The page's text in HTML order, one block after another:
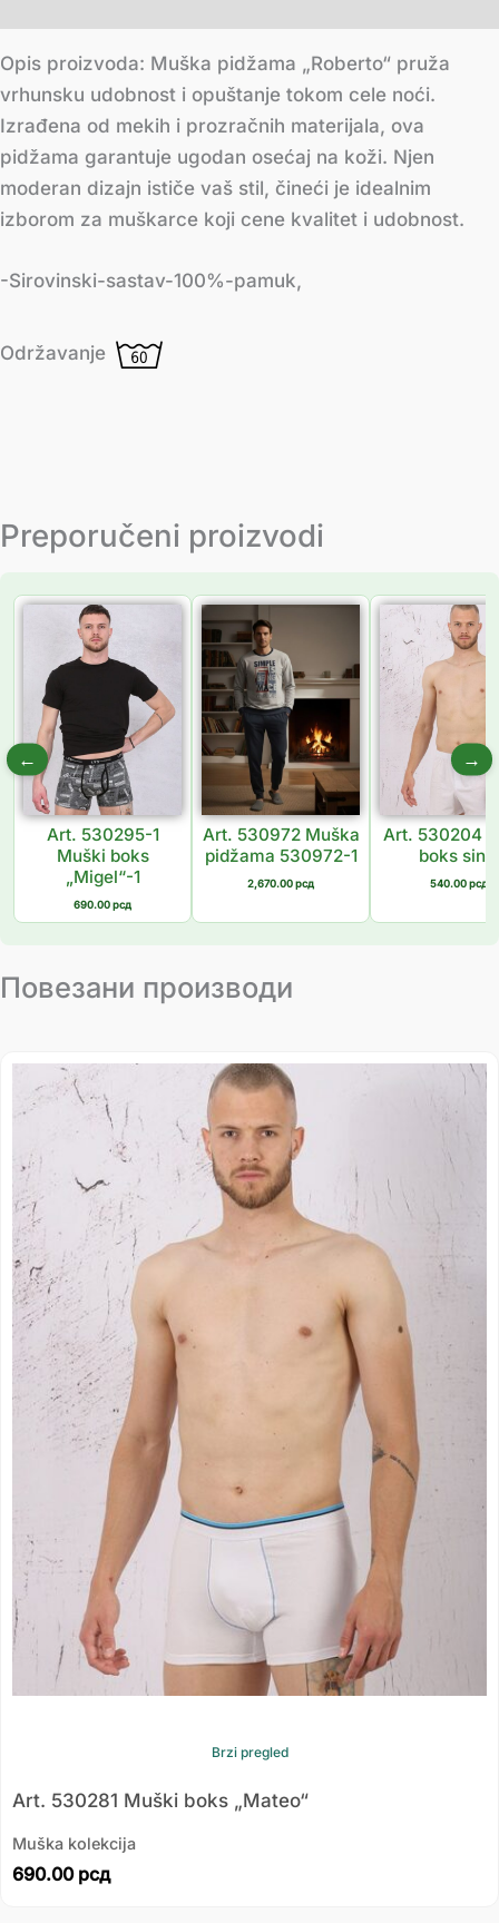
Opis proizvoda: Muška pidžama „Roberto“ pruža
vrhunsku udobnost i opuštanje tokom cele noći.
Izrađena od mekih i prozračnih materijala, ova
pidžama garantuje ugodan osećaj na koži. Njen
moderan dizajn ističe vaš stil, čineći je idealnim
izborom za muškarce koji cene kvalitet i udobnost.
-Sirovinski-sastav-100%-pamuk,
Održavanje
Preporučeni proizvodi
←
Art. 530295-1
Muški boks
„Migel“-1
690.00рсд
Art. 530972 Muška
pidžama 530972-1
2,670.00рсд
Art. 530204
boks singl
540.00рсд
→
Повезани производи
Brzi pregled
Art. 530281 Muški boks „Mateo“
Muška kolekcija
690.00 рсд